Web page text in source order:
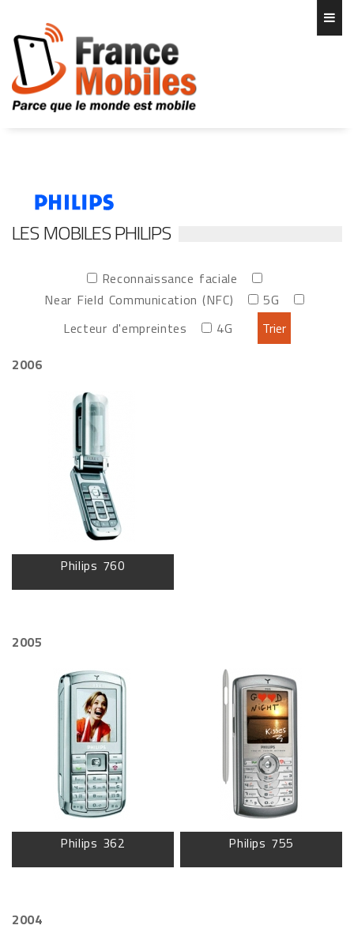
LES MOBILES PHILIPS
Reconnaissance faciale
Near Field Communication (NFC)
5G
Lecteur d'empreintes
4G
2006
Philips 760
2005
Philips 362 Philips 755
2004